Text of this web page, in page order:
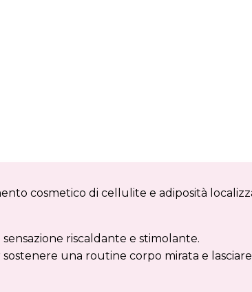
cosmetico di cellulite e adiposità
riscaldante e stimolante.
una routine corpo mirata e